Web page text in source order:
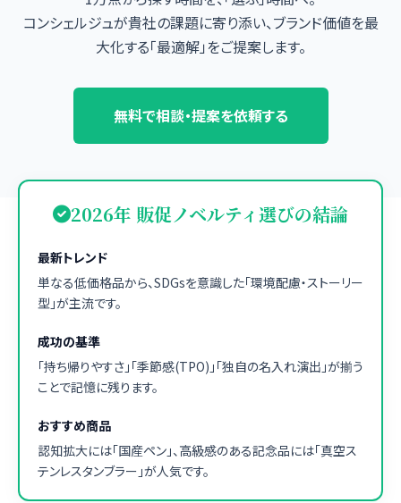
コンシェルジュが貴社の課題に寄り添い、ブランド価値を最
大化する「最適解」をご提案します。
無料で相談・提案を依頼する
2026年 販促ノベルティ選びの結論
最新トレンド
単なる低価格品から、SDGsを意識した「環境配慮・ストーリー
型」が主流です。
成功の基準
「持ち帰りやすさ」「季節感(TPO)」「独自の名入れ演出」が揃う
ことで記憶に残ります。
おすすめ商品
認知拡大には「国産ペン」、高級感のある記念品には「真空ス
テンレスタンブラー」が人気です。